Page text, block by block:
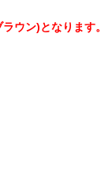
ウン)となります。